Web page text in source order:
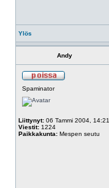
Ylös
Andy
Spaminator
Liittynyt: 06 Tammi 2004, 14:21
Viestit: 1224
Paikkakunta: Mespen seutu